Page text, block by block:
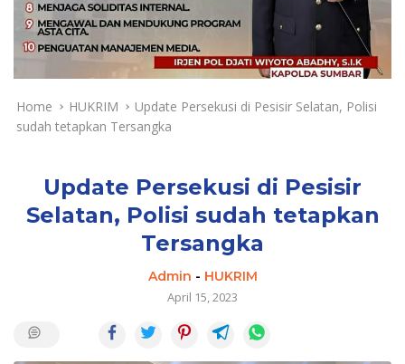
y
a
a
n
T
k
n
Home HUKRIM
Update Persekusi di Pesisir Selatan, Polisi
sudah tetapkan Tersangka
Update Persekusi di Pesisir
Selatan, Polisi sudah tetapkan
Tersangka
Admin - HUKRIM
April 15, 2023